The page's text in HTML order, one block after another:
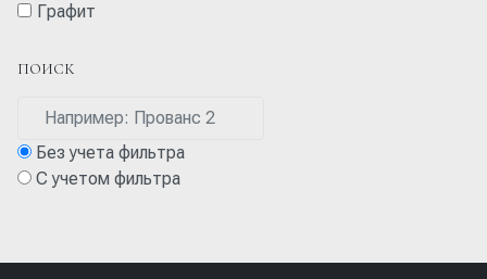
Графит
ПОИСК
Без учета фильтра
С учетом фильтра